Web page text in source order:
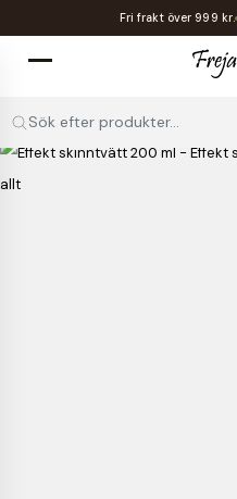
Fri frakt över 999 kr.
Sök efter produkter...